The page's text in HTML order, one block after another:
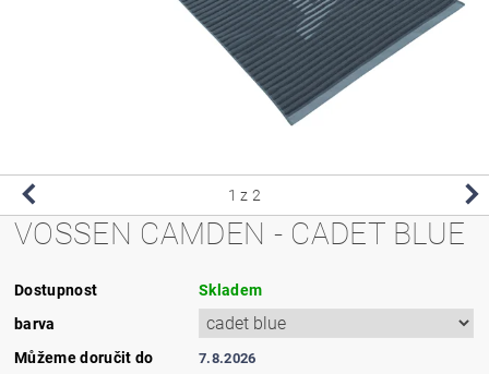
1 z 2
VOSSEN CAMDEN - CADET BLUE
Dostupnost
Skladem
barva
Můžeme doručit do
7.8.2026